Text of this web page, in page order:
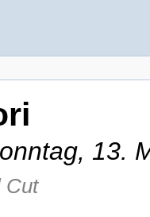
13.
Cut